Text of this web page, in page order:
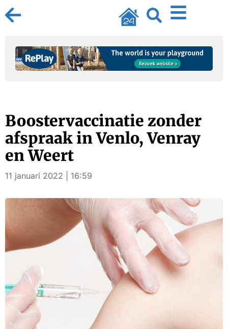
Boostervaccinatie zonder
afspraak in Venlo, Venray
en Weert
11 januari 2022 | 16:59